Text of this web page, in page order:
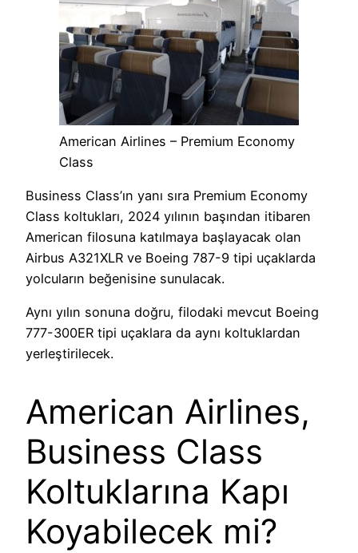
American Airlines – Premium Economy
Class
Business Class’ın yanı sıra Premium Economy
Class koltukları, 2024 yılının başından itibaren
American filosuna katılmaya başlayacak olan
Airbus A321XLR ve Boeing 787-9 tipi uçaklarda
yolcuların beğenisine sunulacak.
Aynı yılın sonuna doğru, filodaki mevcut Boeing
777-300ER tipi uçaklara da aynı koltuklardan
yerleştirilecek.
American Airlines,
Business Class
Koltuklarına Kapı
Koyabilecek mi?